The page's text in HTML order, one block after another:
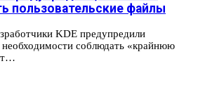
пользовательские файлы
KDE предупредили
необходимости соблюдать «крайнюю